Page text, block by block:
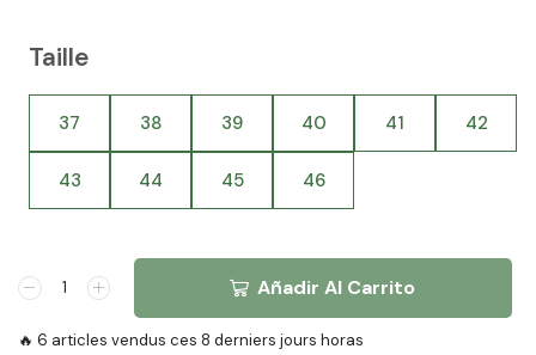
Taille
37 38 39 40 41 42
43 44 45 46
Añadir Al Carrito
🔥 6 articles vendus ces 8 derniers jours horas